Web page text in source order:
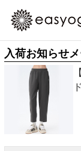
入荷お知らせ